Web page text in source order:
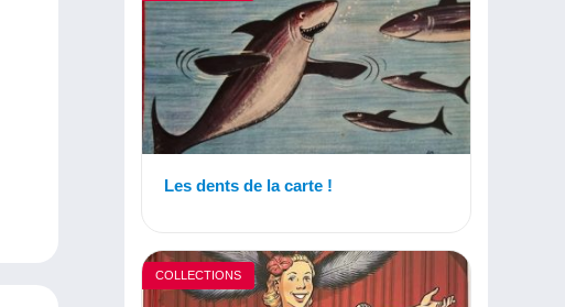
Les dents de la carte !
COLLECTIONS